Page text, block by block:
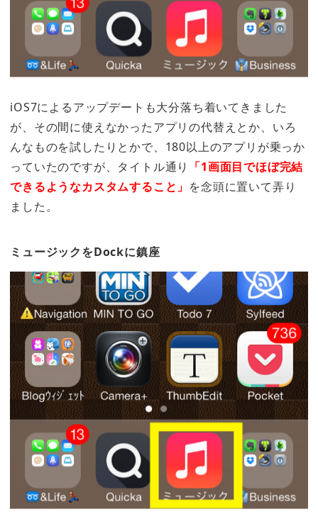
iOS7によるアップデートも大分落ち着いてきました
が、その間に使えなかったアプリの代替えとか、いろ
んなものを試したりとかで、180以上のアプリが乗っか
っていたのですが、タイトル通り
「1画面目でほぼ完結
できるようなカスタムすること」 を念頭に置いて弄り
ました。
ミュージックをDockに鎮座